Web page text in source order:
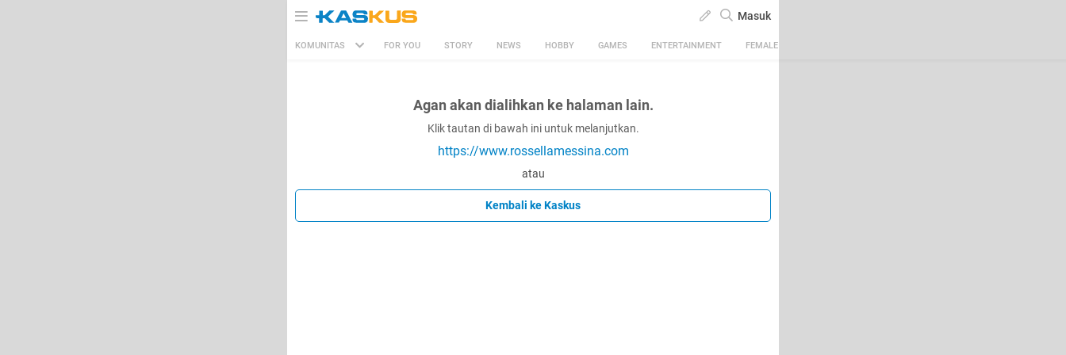
Masuk
KOMUNITAS FOR YOU STORY NEWS HOBBY GAMES ENTERTAINMENT FEMALE
Agan akan dialihkan ke halaman lain.
Klik tautan di bawah ini untuk melanjutkan.
https://www.rossellamessina.com
atau
Kembali ke Kaskus